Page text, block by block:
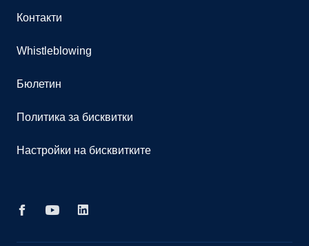
Контакти
Whistleblowing
Бюлетин
Политика за бисквитки
Настройки на бисквитките